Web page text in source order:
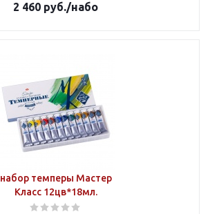
2 460 руб./набо
набор темперы Мастер
Класс 12цв*18мл.